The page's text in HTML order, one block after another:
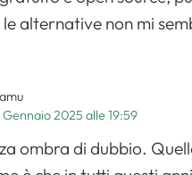
alternative non mi
Gennaio 2025 alle 19:59
ombra di dubbio.